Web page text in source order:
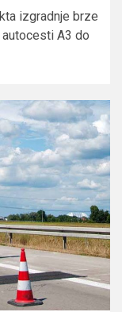
izgradnje brze
A3 do